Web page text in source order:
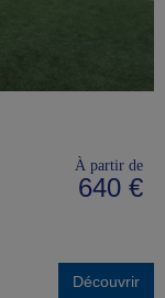
À partir de
640 €
Découvrir